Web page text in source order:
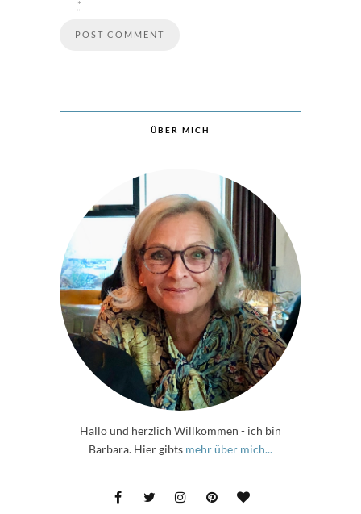
*
ÜBER MICH
Hallo und herzlich Willkommen - ich bin
Barbara. Hier gibts mehr über mich...